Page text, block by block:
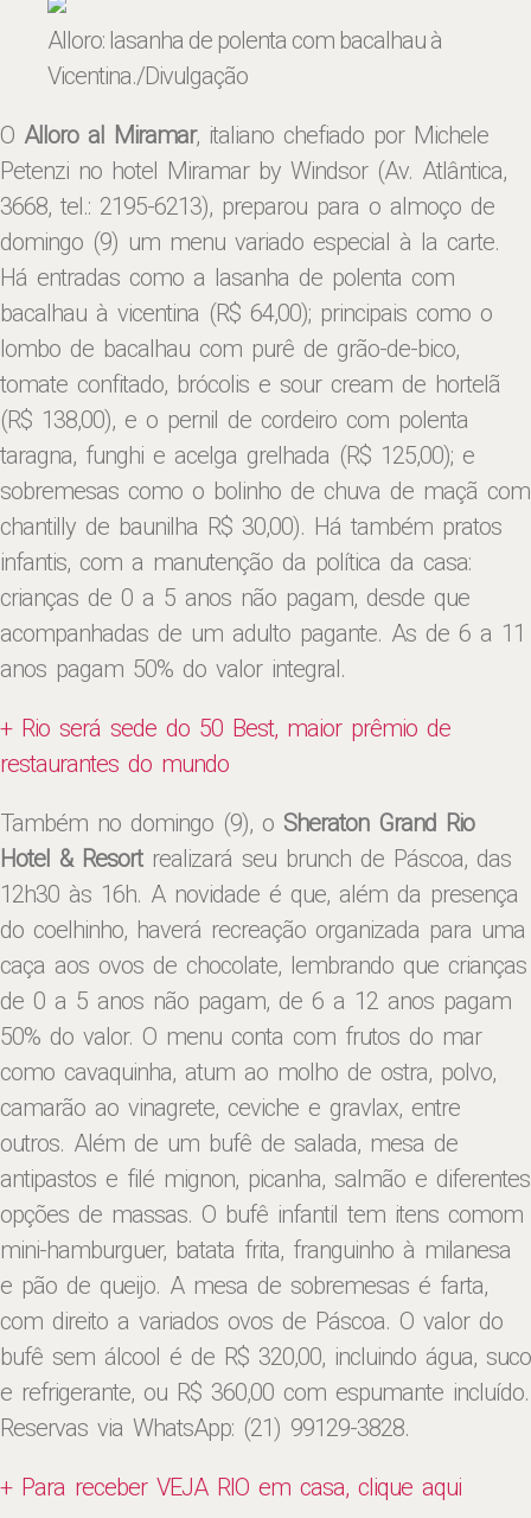
Alloro: lasanha de polenta com bacalhau à
Vicentina./Divulgação
O Alloro al Miramar, italiano chefiado por Michele
Petenzi no hotel Miramar by Windsor (Av. Atlântica,
3668, tel.: 2195-6213), preparou para o almoço de
domingo (9) um menu variado especial à la carte.
Há entradas como a lasanha de polenta com
bacalhau à vicentina (R$ 64,00); principais como o
lombo de bacalhau com purê de grão-de-bico,
tomate confitado, brócolis e sour cream de hortelã
(R$ 138,00), e o pernil de cordeiro com polenta
taragna, funghi e acelga grelhada (R$ 125,00); e
sobremesas como o bolinho de chuva de maçã com
chantilly de baunilha R$ 30,00). Há também pratos
infantis, com a manutenção da política da casa:
crianças de 0 a 5 anos não pagam, desde que
acompanhadas de um adulto pagante. As de 6 a 11
anos pagam 50% do valor integral.
+ Rio será sede do 50 Best, maior prêmio de
restaurantes do mundo
Também no domingo (9), o Sheraton Grand Rio
Hotel & Resortrealizará seu brunch de Páscoa, das
12h30 às 16h. A novidade é que, além da presença
do coelhinho, haverá recreação organizada para uma
caça aos ovos de chocolate, lembrando que crianças
de 0 a 5 anos não pagam, de 6 a 12 anos pagam
50% do valor. O menu conta com frutos do mar
como cavaquinha, atum ao molho de ostra, polvo,
camarão ao vinagrete, ceviche e gravlax, entre
outros. Além de um bufê de salada, mesa de
antipastos e filé mignon, picanha, salmão e diferentes
opções de massas. O bufê infantil tem itens comom
mini-hamburguer, batata frita, franguinho à milanesa
e pão de queijo. A mesa de sobremesas é farta,
com direito a variados ovos de Páscoa. O valor do
bufê sem álcool é de R$ 320,00, incluindo água, suco
e refrigerante, ou R$ 360,00 com espumante incluído.
Reservas via WhatsApp: (21) 99129-3828.
+ Para receber VEJA RIO em casa, clique aqui